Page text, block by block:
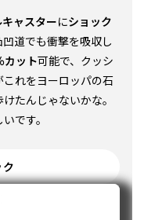
ャスターにショック
道でも衝撃を吸収し
カット可能で、クッシ
れをヨーロッパの石
たんじゃないかな。
です。